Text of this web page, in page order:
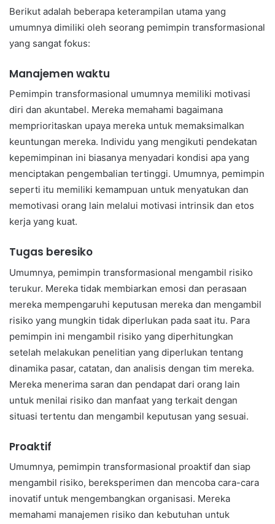
Berikut adalah beberapa keterampilan utama yang
umumnya dimiliki oleh seorang pemimpin transformasional
yang sangat fokus:
Manajemen waktu
Pemimpin transformasional umumnya memiliki motivasi
diri dan akuntabel. Mereka memahami bagaimana
memprioritaskan upaya mereka untuk memaksimalkan
keuntungan mereka. Individu yang mengikuti pendekatan
kepemimpinan ini biasanya menyadari kondisi apa yang
menciptakan pengembalian tertinggi. Umumnya, pemimpin
seperti itu memiliki kemampuan untuk menyatukan dan
memotivasi orang lain melalui motivasi intrinsik dan etos
kerja yang kuat.
Tugas beresiko
Umumnya, pemimpin transformasional mengambil risiko
terukur. Mereka tidak membiarkan emosi dan perasaan
mereka mempengaruhi keputusan mereka dan mengambil
risiko yang mungkin tidak diperlukan pada saat itu. Para
pemimpin ini mengambil risiko yang diperhitungkan
setelah melakukan penelitian yang diperlukan tentang
dinamika pasar, catatan, dan analisis dengan tim mereka.
Mereka menerima saran dan pendapat dari orang lain
untuk menilai risiko dan manfaat yang terkait dengan
situasi tertentu dan mengambil keputusan yang sesuai.
Proaktif
Umumnya, pemimpin transformasional proaktif dan siap
mengambil risiko, bereksperimen dan mencoba cara-cara
inovatif untuk mengembangkan organisasi. Mereka
memahami manajemen risiko dan kebutuhan untuk